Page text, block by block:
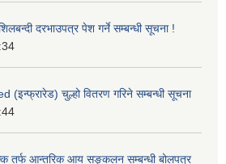
दरभाउपत्र पेश गर्ने सम्बन्धी सूचना !
(इन्फ्रारेड) चुल्हो वितरण गरिने सम्बन्धी सूचना
तर्फ आन्तरिक आय सङ्कलन सम्बन्धी बोलपत्र